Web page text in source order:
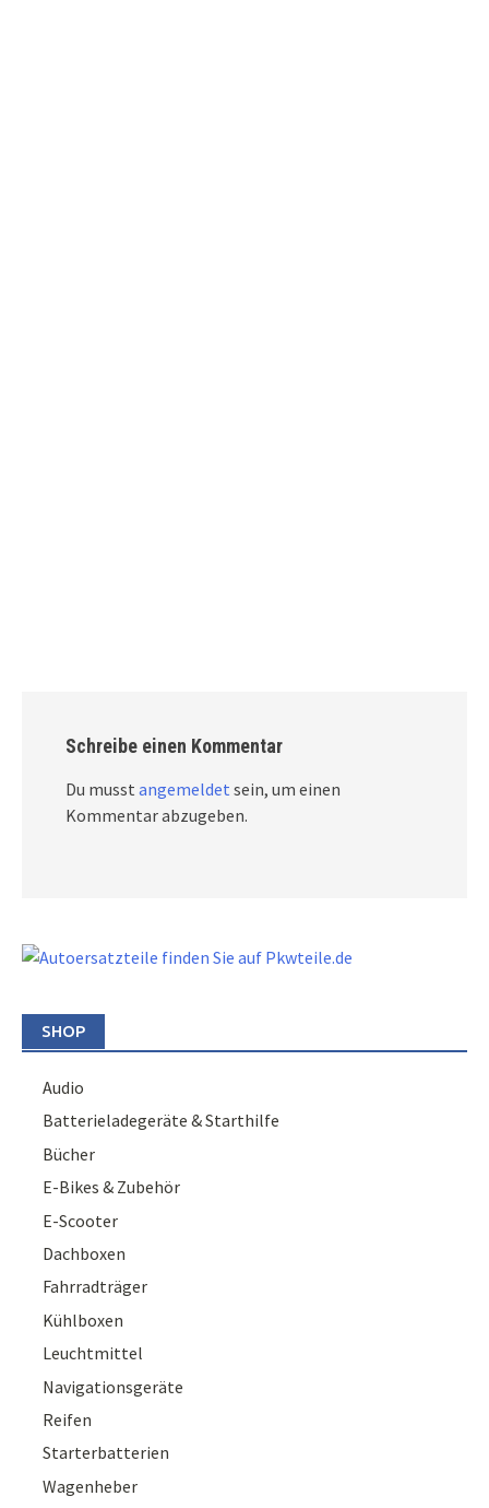
Schreibe einen Kommentar
Du musst angemeldet sein, um einen
Kommentar abzugeben.
SHOP
Audio
Batterieladegeräte & Starthilfe
Bücher
E-Bikes & Zubehör
E-Scooter
Dachboxen
Fahrradträger
Kühlboxen
Leuchtmittel
Navigationsgeräte
Reifen
Starterbatterien
Wagenheber